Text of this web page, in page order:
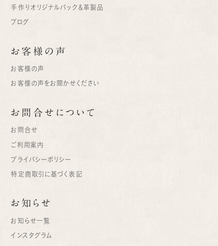
手作りオリジナルバック＆革製品
ブログ
お客様の声
お客様の声
お客様の声をお聞かせください
お問合せについて
お問合せ
ご利用案内
プライバシーポリシー
特定商取引に基づく表記
お知らせ
お知らせ一覧
インスタグラム